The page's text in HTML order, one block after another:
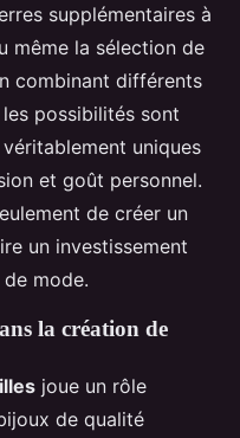
supplémentaires à
même la sélection de
combinant différents
possibilités sont
uniques
et goût personnel.
de créer un
un investissement
mode.
la création de
joue un rôle
de qualité